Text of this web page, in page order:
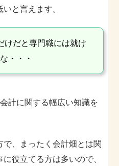
と言えます。
けだと専門職には就け
・・・
計に関する幅広い知識を
、まったく会計畑とは関
役立てる方は多いので、